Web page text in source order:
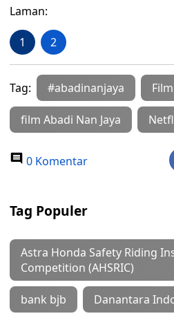
Laman:
1 2
Tag: #abadinanjaya Film
film Abadi Nan Jaya
0 Komentar
Tag Populer
Astra Honda Safety Riding
Competition (AHSRIC)
bank bjb Danantara